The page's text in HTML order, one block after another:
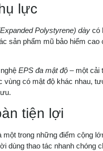
lực
Polystyrene) dày có
sản phẩm mũ bảo hiểm
EPS đa mật độ – một cải
có mật độ khác nhau,
tiện lợi
một trong những điểm cộng
dùng thao tác nhanh chóng